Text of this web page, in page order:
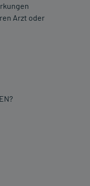
Arzt oder